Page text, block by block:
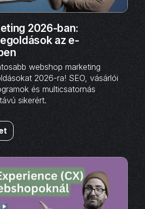
2026-ban:
az e-
webshop marketing
2026-ra! SEO, vásárlói
és multicsatornás
sikerért.